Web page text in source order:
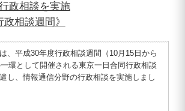
政相談を実施
政相談週間》
、平成30年度行政相談週間（10月15日から
環として開催される東京一日合同行政相談
し、情報通信分野の行政相談を実施しまし